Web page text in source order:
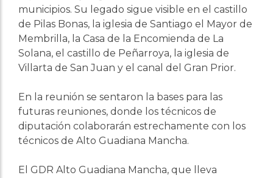
municipios. Su legado sigue visible en el castillo
de Pilas Bonas, la iglesia de Santiago el Mayor de
Membrilla, la Casa de la Encomienda de La
Solana, el castillo de Peñarroya, la iglesia de
Villarta de San Juan y el canal del Gran Prior.
En la reunión se sentaron la bases para las
futuras reuniones, donde los técnicos de
diputación colaborarán estrechamente con los
técnicos de Alto Guadiana Mancha.
El GDR Alto Guadiana Mancha, que lleva